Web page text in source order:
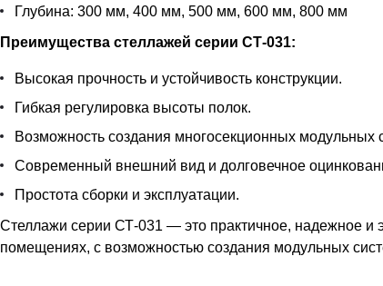
Глубина: 300 мм, 400 мм, 500 мм, 600 мм, 800 мм
Преимущества стеллажей серии СТ-031:
Высокая прочность и устойчивость конструкции.
Гибкая регулировка высоты полок.
Возможность создания многосекционных модульных
Современный внешний вид и долговечное
Простота сборки и эксплуатации.
Стеллажи серии СТ-031 — это практичное, надежное и
помещениях, с возможностью создания модульных